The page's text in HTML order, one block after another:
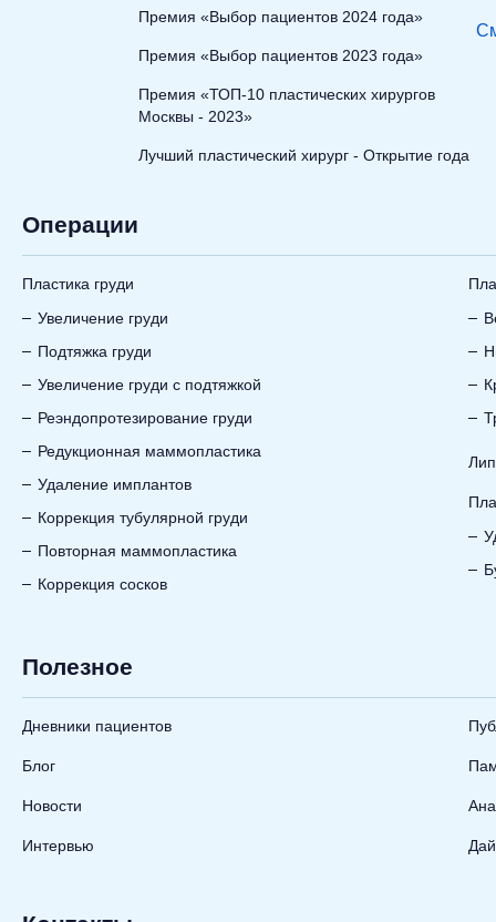
Премия «Выбор пациентов 2024 года»
Премия «Выбор пациентов 2023 года»
Премия «ТОП-10 пластических хирургов
Москвы - 2023»
Лучший пластический хирург - Открытие года
Операции
Пластика груди
Увеличение груди
Подтяжка груди
Увеличение груди с подтяжкой
Реэндопротезирование груди
Редукционная маммопластика
Удаление имплантов
Коррекция тубулярной груди
Повторная маммопластика
Коррекция сосков
Полезное
Дневники пациентов
Блог
Новости
Интервью